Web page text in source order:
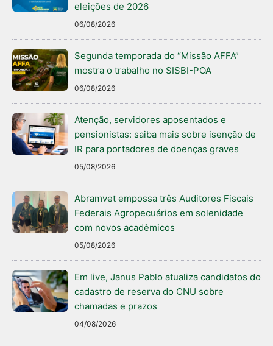
eleições de 2026
06/08/2026
Segunda temporada do “Missão AFFA”
mostra o trabalho no SISBI-POA
06/08/2026
Atenção, servidores aposentados e
pensionistas: saiba mais sobre isenção de
IR para portadores de doenças graves
05/08/2026
Abramvet empossa três Auditores Fiscais
Federais Agropecuários em solenidade
com novos acadêmicos
05/08/2026
Em live, Janus Pablo atualiza candidatos do
cadastro de reserva do CNU sobre
chamadas e prazos
04/08/2026